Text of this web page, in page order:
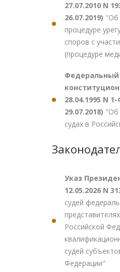
27.07.2010 N
26.07.2019) "Об
процедуре
споров с
(процедуре
Федеральный
28.04.1995 N
29.07.2018) "Об
судах в
Указ
12.05.2026 N
судей
Российской
судей
Федерации"